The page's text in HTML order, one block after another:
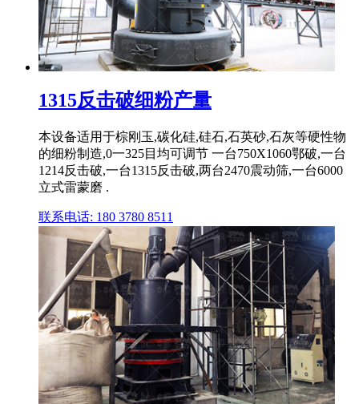
1315反击破细粉产量
本设备适用于棕刚玉,碳化硅,硅石,石英砂,石灰等硬性物
的细粉制造,0一325目均可调节 一台750X1060鄂破,一台
1214反击破,一台1315反击破,两台2470震动筛,一台6000
立式雷蒙磨 .
联系电话: 180 3780 8511